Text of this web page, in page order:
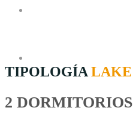
TIPOLOGÍA LAKE
2 DORMITORIOS